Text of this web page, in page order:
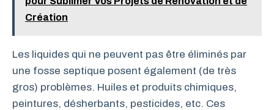
Création
Les liquides qui ne peuvent pas être éliminés par
une fosse septique posent également (de très
gros) problèmes. Huiles et produits chimiques,
peintures, désherbants, pesticides, etc. Ces